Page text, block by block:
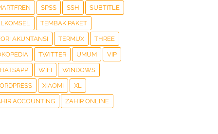
SPSS SSH SUBTITLE
TEMBAK PAKET
AKUNTANSI TERMUX THREE
TWITTER UMUM VIP
WIFI WINDOWS
XIAOMI XL
ACCOUNTING ZAHIR ONLINE